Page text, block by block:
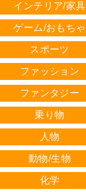
インテリア/家具
ゲーム/おもちゃ
スポーツ
ファッション
ファンタジー
乗り物
人物
動物/生物
化学